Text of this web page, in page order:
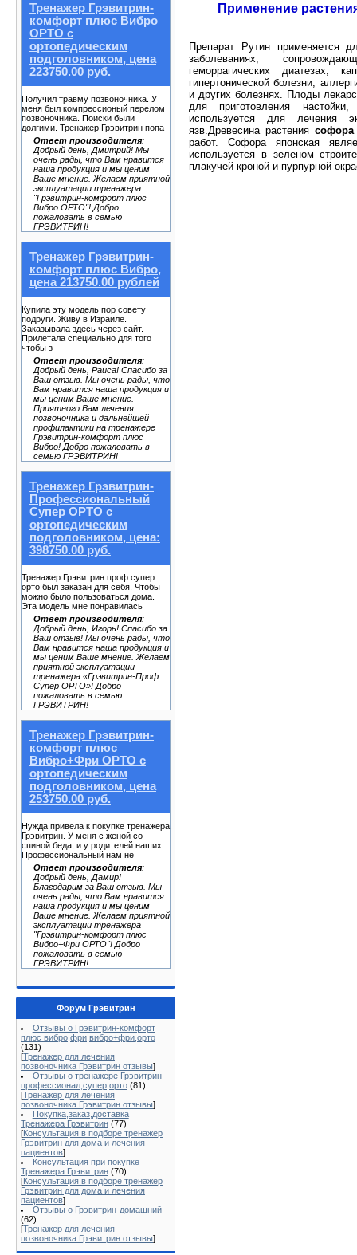
Тренажер Грэвитрин-
комфорт плюс Вибро
ОРТО с
ортопедическим
подголовником, цена
223750.00 руб.
Получил травму позвоночника. У
меня был компрессионый перелом
позвоночника. Поиски были
долгими. Тренажер Грэвитрин попа
Ответ производителя:
Добрый день, Дмитрий! Мы
очень рады, что Вам нравится
наша продукция и мы ценим
Ваше мнение. Желаем приятной
эксплуатации тренажера
"Грэвитрин-комфорт плюс
Вибро ОРТО"! Добро
пожаловать в семью
ГРЭВИТРИН!
Тренажер Грэвитрин-
комфорт плюс Вибро,
цена 213750.00 рублей
Купила эту модель пор совету
подруги. Живу в Израиле.
Заказывала здесь через сайт.
Прилетала специально для того
чтобы з
Ответ производителя:
Добрый день, Раиса! Спасибо за
Ваш отзыв. Мы очень рады, что
Вам нравится наша продукция и
мы ценим Ваше мнение.
Приятного Вам лечения
позвоночника и дальнейшей
профилактики на тренажере
Грэвитрин-комфорт плюс
Вибро! Добро пожаловать в
семью ГРЭВИТРИН!
Тренажер Грэвитрин-
Профессиональный
Супер ОРТО с
ортопедическим
подголовником, цена:
398750.00 руб.
Тренажер Грэвитрин проф супер
орто был заказан для себя. Чтобы
можно было пользоваться дома.
Эта модель мне понравилась
Ответ производителя:
Добрый день, Игорь! Спасибо за
Ваш отзыв! Мы очень рады, что
Вам нравится наша продукция и
мы ценим Ваше мнение. Желаем
приятной эксплуатации
тренажера «Грэвитрин-Проф
Супер ОРТО»! Добро
пожаловать в семью
ГРЭВИТРИН!
Тренажер Грэвитрин-
комфорт плюс
Вибро+Фри ОРТО с
ортопедическим
подголовником, цена
253750.00 руб.
Нужда привела к покупке тренажера
Грэвитрин. У меня с женой со
спиной беда, и у родителей наших.
Профессиональный нам не
Ответ производителя:
Добрый день, Дамир!
Благодарим за Ваш отзыв. Мы
очень рады, что Вам нравится
наша продукция и мы ценим
Ваше мнение. Желаем приятной
эксплуатации тренажера
"Грэвитрин-комфорт плюс
Вибро+Фри ОРТО"! Добро
пожаловать в семью
ГРЭВИТРИН!
Форум Грэвитрин
Отзывы о Грэвитрин-комфорт
плюс вибро,фри,вибро+фри,орто
(131)
[Тренажер для лечения
позвоночника Грэвитрин отзывы]
Отзывы о тренажере Грэвитрин-
профессионал,супер,орто (81)
[Тренажер для лечения
позвоночника Грэвитрин отзывы]
Покупка,заказ,доставка
Тренажера Грэвитрин (77)
[Консультация в подборе тренажер
Грэвитрин для дома и лечения
пациентов]
Консультация при покупке
Тренажера Грэвитрин (70)
[Консультация в подборе тренажер
Грэвитрин для дома и лечения
пациентов]
Отзывы о Грэвитрин-домашний
(62)
[Тренажер для лечения
позвоночника Грэвитрин отзывы]
Применение
Препарат Рутин применяется
заболеваниях,
геморрагических диатезах,
гипертонической болезни,
и других болезнях. Плоды
для приготовления
используется для лечения
язв.Древесина растениясофора
работ. Софора японская
используется в зеленом
плакучей кроной и пурпурной